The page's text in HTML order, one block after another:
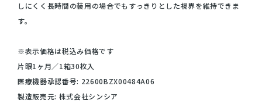
しにくく長時間の装用の場合でもすっきりとした視界を維持できま
す。
※表示価格は税込み価格です
片眼1ヶ月／1箱30枚入
医療機器承認番号: 22600BZX00484A06
製造販売元: 株式会社シンシア